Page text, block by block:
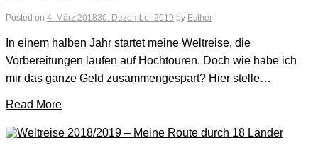
Posted on 4. März 201830. Dezember 2019 by Esther
In einem halben Jahr startet meine Weltreise, die
Vorbereitungen laufen auf Hochtouren. Doch wie habe ich
mir das ganze Geld zusammengespart? Hier stelle…
Read More